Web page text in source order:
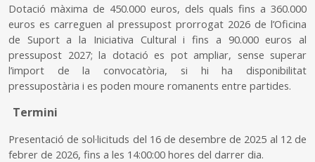
Dotació màxima de 450.000 euros, dels quals fins a 360.000
euros es carreguen al pressupost prorrogat 2026 de l’Oficina
de Suport a la Iniciativa Cultural i fins a 90.000 euros al
pressupost 2027; la dotació es pot ampliar, sense superar
l’import de la convocatòria, si hi ha disponibilitat
pressupostària i es poden moure romanents entre partides.
Termini
Presentació de sol·licituds del 16 de desembre de 2025 al 12 de
febrer de 2026, fins a les 14:00:00 hores del darrer dia.